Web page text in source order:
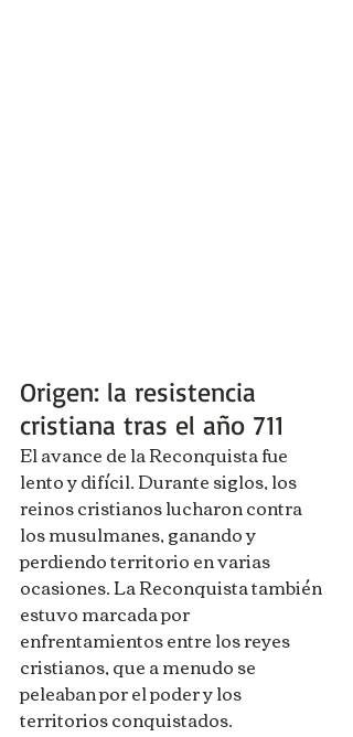
Origen: la resistencia
cristiana tras el año 711
El avance de la Reconquista fue
lento y difícil. Durante siglos, los
reinos cristianos lucharon contra
los musulmanes, ganando y
perdiendo territorio en varias
ocasiones. La Reconquista también
estuvo marcada por
enfrentamientos entre los reyes
cristianos, que a menudo se
peleaban por el poder y los
territorios conquistados.